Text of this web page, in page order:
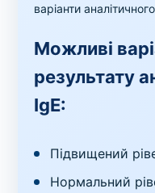
варіанти
Можливі
результату
IgE:
Підвищений
Нормальний